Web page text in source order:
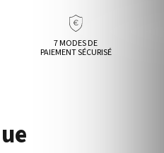
7 MODES DE
PAIEMENT SÉCURISÉ